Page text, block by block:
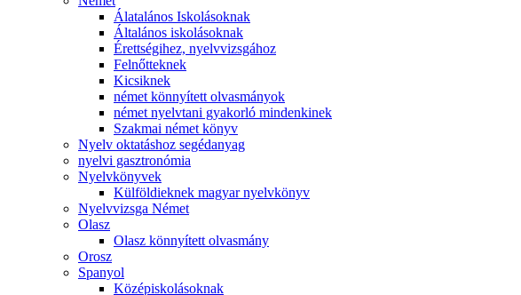
Álatalános Iskolásoknak
Általános iskolásoknak
Érettségihez, nyelvvizsgához
Felnőtteknek
Kicsiknek
német könnyített olvasmányok
német nyelvtani gyakorló mindenkinek
Szakmai német könyv
Nyelv oktatáshoz segédanyag
nyelvi gasztronómia
Nyelvkönyvek
Külföldieknek magyar nyelvkönyv
Nyelvvizsga Német
Olasz
Olasz könnyített olvasmány
Orosz
Spanyol
Középiskolásoknak